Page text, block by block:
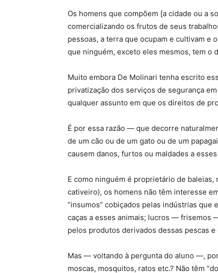
Os homens que compõem [a cidade ou a
comercializando os frutos de seus
pessoas, a terra que ocupam e cultivam e
que ninguém, exceto eles mesmos, tem o
Muito embora De Molinari tenha escrito
privatização dos serviços de segurança
qualquer assunto em que os direitos de
É por essa razão — que decorre
de um cão ou de um gato ou de um
causem danos, furtos ou maldades a
E como ninguém é proprietário de
cativeiro), os homens não têm interesse
“insumos” cobiçados pelas indústrias
caças a esses animais; lucros — frisemos
pelos produtos derivados dessas pescas e
Mas — voltando à pergunta do aluno —,
moscas, mosquitos, ratos etc.? Não têm